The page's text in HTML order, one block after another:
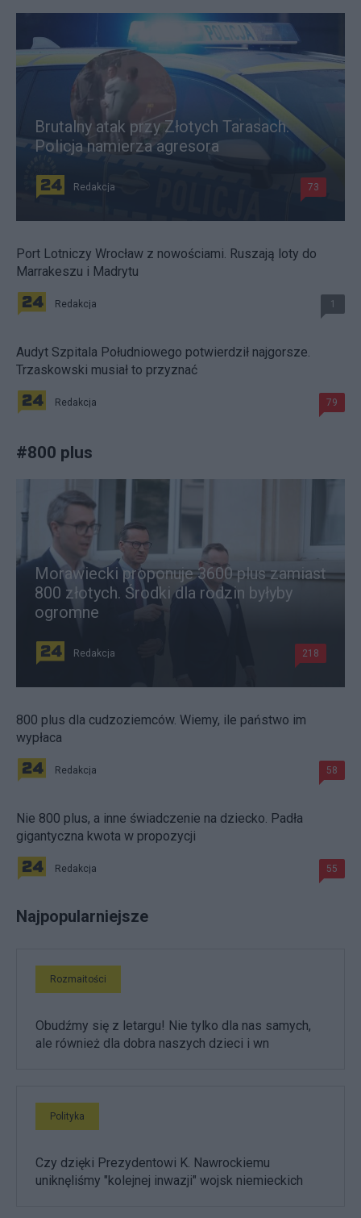
Brutalny atak przy Złotych Tarasach.
Policja namierza agresora
Redakcja 73
Port Lotniczy Wrocław z nowościami. Ruszają loty do
Marrakeszu i Madrytu
Redakcja 1
Audyt Szpitala Południowego potwierdził najgorsze.
Trzaskowski musiał to przyznać
Redakcja 79
#800 plus
Morawiecki proponuje 3600 plus zamiast
800 złotych. Środki dla rodzin byłyby
ogromne
Redakcja 218
800 plus dla cudzoziemców. Wiemy, ile państwo im
wypłaca
Redakcja 58
Nie 800 plus, a inne świadczenie na dziecko. Padła
gigantyczna kwota w propozycji
Redakcja 55
Najpopularniejsze
Rozmaitości
Obudźmy się z letargu! Nie tylko dla nas samych,
ale również dla dobra naszych dzieci i wn
Polityka
Czy dzięki Prezydentowi K. Nawrockiemu
uniknęliśmy "kolejnej inwazji" wojsk niemieckich